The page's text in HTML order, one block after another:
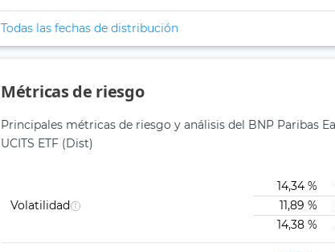
Todas las fechas de distribución
Métricas de riesgo
Principales métricas de riesgo y análisis del BNP Paribas
UCITS ETF (Dist)
Volatilidad
14,34 %
11,89 %
14,38 %